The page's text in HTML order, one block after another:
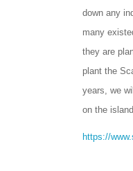
down any
many
they are
plant the
years, we
on the
https://